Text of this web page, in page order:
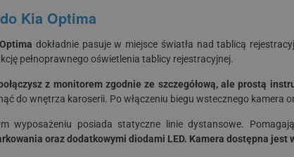
Kia Optima
dokładnie pasuje w miejsce światła nad tablicą
pełnoprawnego oświetlenia tablicy rejestracyjnej.
z monitorem zgodnie ze szczegółową, ale prostą
do wnętrza karoserii. Po włączeniu biegu wstecznego
wyposażeniu posiada statyczne linie dystansowe.
oraz dodatkowymi diodami LED. Kamera dostępna